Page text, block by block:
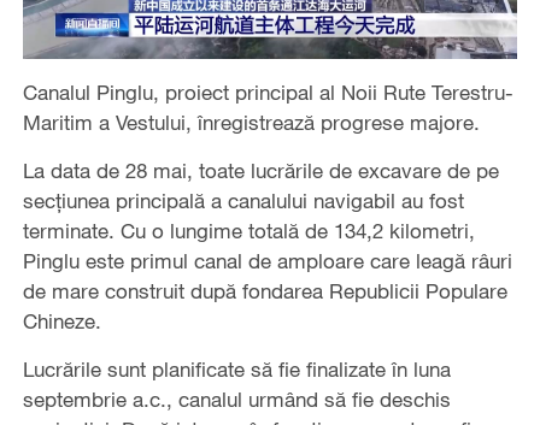
Canalul Pinglu, proiect principal al Noii Rute Terestru-
Maritim a Vestului, înregistrează progrese majore.
La data de 28 mai, toate lucrările de excavare de pe
secțiunea principală a canalului navigabil au fost
terminate. Cu o lungime totală de 134,2 kilometri,
Pinglu este primul canal de amploare care leagă râuri
de mare construit după fondarea Republicii Populare
Chineze.
Lucrările sunt planificate să fie finalizate în luna
septembrie a.c., canalul urmând să fie deschis